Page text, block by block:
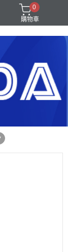
電視
0
購物車